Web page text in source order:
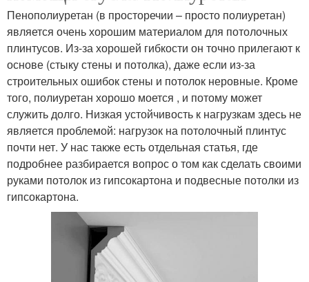
Пенополиуретан (в просторечии – просто полиуретан)
является очень хорошим материалом для потолочных
плинтусов. Из-за хорошей гибкости он точно прилегают к
основе (стыку стены и потолка), даже если из-за
строительных ошибок стены и потолок неровные. Кроме
того, полиуретан хорошо моется , и потому может
служить долго. Низкая устойчивость к нагрузкам здесь не
является проблемой: нагрузок на потолочный плинтус
почти нет. У нас также есть отдельная статья, где
подробнее разбирается вопрос о том как сделать своими
руками потолок из гипсокартона и подвесные потолки из
гипсокартона.